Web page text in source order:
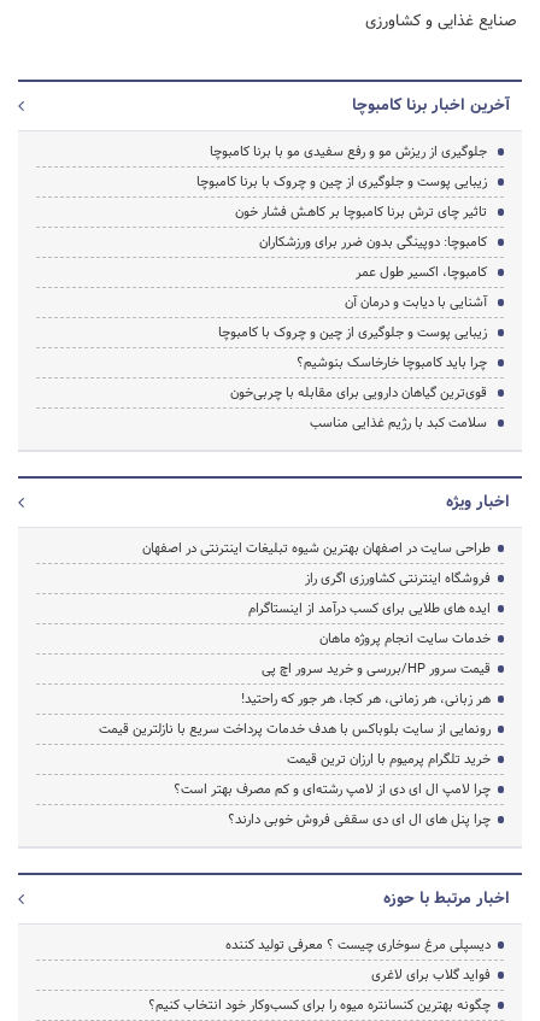
صنایع غذایی و کشاورزی
آخرین اخبار برنا کامبوچا
جلوگیری از ریزش مو و رفع سفیدی مو با برنا کامبوچا
زیبایی پوست و جلوگیری از چین و چروک با برنا کامبوچا
تاثیر چای ترش برنا کامبوچا بر کاهش فشار خون
کامبوچا: دوپینگی بدون ضرر برای ورزشکاران
کامبوچا، اکسیر طول عمر
آشنایی با دیابت و درمان آن
زیبایی پوست و جلوگیری از چین و چروک با کامبوچا
چرا باید کامبوچا خارخاسک بنوشیم؟
قوی‌ترین گیاهان دارویی برای مقابله با چربی‌خون
سلامت کبد با رژیم غذایی مناسب
اخبار ویژه
طراحی سایت در اصفهان بهترین شیوه تبلیغات اینترنتی در اصفهان
فروشگاه اینترنتی کشاورزی اگری راز
ایده های طلایی برای کسب درآمد از اینستاگرام
خدمات سایت انجام پروژه ماهان
قیمت سرور HP/بررسی و خرید سرور اچ پی
هر زبانی، هر زمانی، هر کجا، هر جور که راحتید!
رونمایی از سایت بلوباکس با هدف خدمات پرداخت سریع با نازلترین قیمت
خرید تلگرام پرمیوم با ارزان ترین قیمت
چرا لامپ ال ای دی از لامپ رشته‌ای و کم مصرف بهتر است؟
چرا پنل های ال ای دی سقفی فروش خوبی دارند؟
اخبار مرتبط با حوزه
دیسپلی مرغ سوخاری چیست ؟ معرفی تولید کننده
فواید گلاب برای لاغری
چگونه بهترین کنسانتره میوه را برای کسب‌وکار خود انتخاب کنیم؟